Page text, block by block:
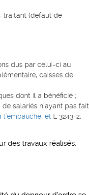
traitant (défaut de
dus par celui-ci au
caisses de
dont il a bénéficié ;
salariés n’ayant pas fait
et L 3243-2,
des travaux réalisés,